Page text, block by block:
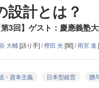
設計とは？
第3回】ゲスト：慶應義塾
大輔[語り手] /樫田 光[聞] /雨宮 進
・資本主義 日本型経営 贈